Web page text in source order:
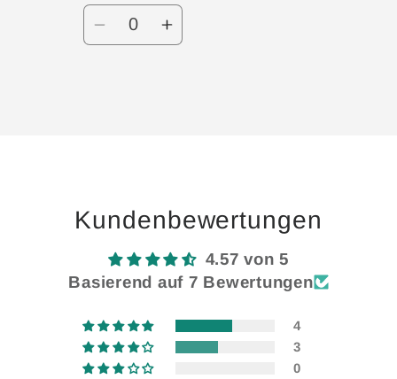
Anzahl
VerringereErhöhe
Kundenbewertungen
4.57 von 5
Basierend auf 7 Bewertungen
4
3
0